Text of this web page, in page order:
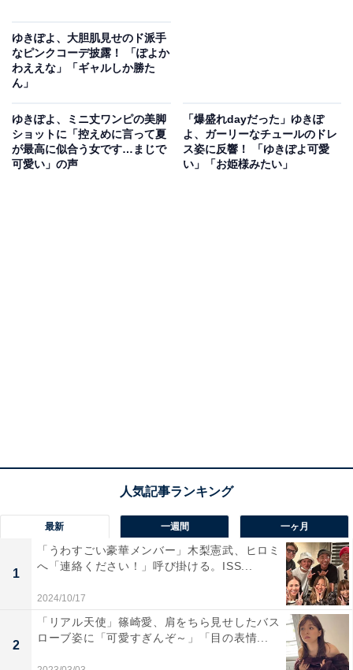
ゆきぽよ、大胆肌見せのド派手
なピンクコーデ披露！ 「ぽよか
わええな」「ギャルしか勝た
ん」
ゆきぽよ、ミニ丈ワンピの美脚
ショットに「控えめに言って夏
が最高に似合う女です…まじで
可愛い」の声
「爆盛れdayだった」ゆきぽ
よ、ガーリーなチュールのドレ
ス姿に反響！ 「ゆきぽよ可愛
い」「お姫様みたい」
最新 一週間 一ヶ月
1
「うわすごい豪華メンバー」木梨憲武、ヒロミ
へ「連絡ください！」呼び掛ける。ISS...
2024/10/17
2
「リアル天使」篠崎愛、肩をちら見せしたバス
ローブ姿に「可愛すぎんぞ～」「目の表情...